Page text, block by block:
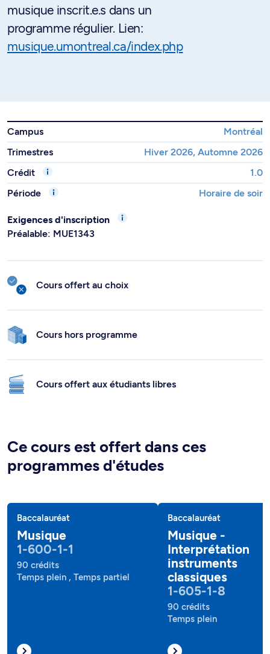
musique inscrit.e.s dans un
programme régulier. Lien:
musique.umontreal.ca/index.php
Campus
Montréal
Trimestres
Hiver 2026, Automne 2026
Crédit
1.0
Période
Horaire de soir
Exigences d'inscription
Préalable: MUE1343
Cours offert au choix
Cours hors programme
Cours offert aux étudiants libres
Ce cours est offert dans ces
programmes d'études
Baccalauréat
Musique
1-600-1-1
90 crédits
Temps plein , Temps partiel
Baccalauréat
Musique -
Interprétation
instruments
classiques
1-605-1-8
90 crédits
Temps plein